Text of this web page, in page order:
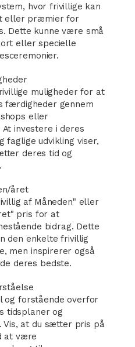
hvor frivillige kan
eller præmier for
Dette kunne være små
eller specielle
muligheder for at
færdigheder gennem
eller
investere i deres
faglige udvikling viser,
deres tid og
året
af Måneden" eller
pris for at
bidrag. Dette
den enkelte frivillig
men inspirerer også
deres bedste.
og forstående overfor
tidsplaner og
Vis, at du sætter pris på
at være